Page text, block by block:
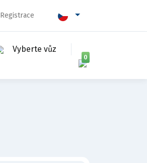
Registrace
Vyberte vůz
0